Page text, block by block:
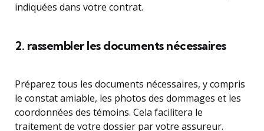
indiquées dans votre contrat.
2. rassembler les documents nécessaires
Préparez tous les documents nécessaires, y compris
le constat amiable, les photos des dommages et les
coordonnées des témoins. Cela facilitera le
traitement de votre dossier par votre assureur.